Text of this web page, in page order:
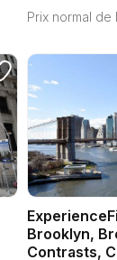
Prix normal de
Brooklyn,
Contrasts,